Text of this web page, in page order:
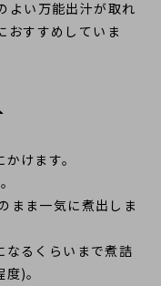
よい万能出汁が取れ
おすすめしていま
けます。
まま一気に煮出しま
るくらいまで煮詰
)。